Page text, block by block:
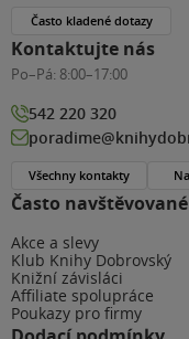
Často navštěvované
Akce a slevy
Klub Knihy Dobrovský
Knižní závisláci
Affiliate spolupráce
Poukazy pro firmy
Často kladené dotazy
Kontaktujte nás
Po–Pá: 8:00–17:00
542 220 320
Všechny kontakty